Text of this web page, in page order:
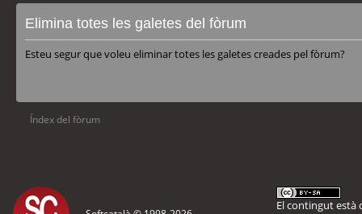
Elimina totes les galetes del fòrum
Esteu segur que voleu eliminar totes les galetes creades pel fòrum?
Índex del fòrum
El contingut està